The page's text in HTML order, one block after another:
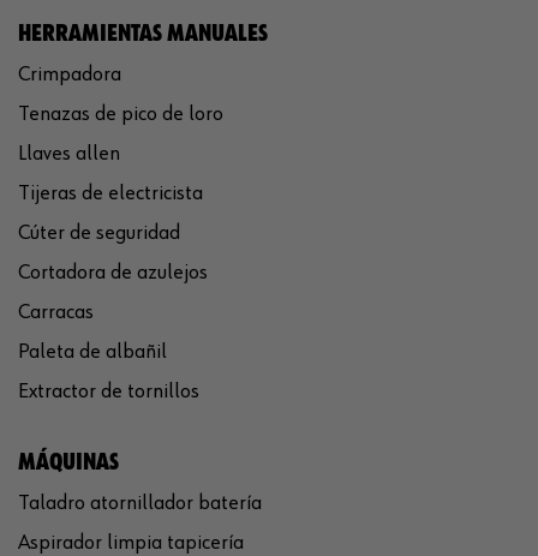
HERRAMIENTAS MANUALES
Crimpadora
Tenazas de pico de loro
Llaves allen
Tijeras de electricista
Cúter de seguridad
Cortadora de azulejos
Carracas
Paleta de albañil
Extractor de tornillos
MÁQUINAS
Taladro atornillador batería
Aspirador limpia tapicería